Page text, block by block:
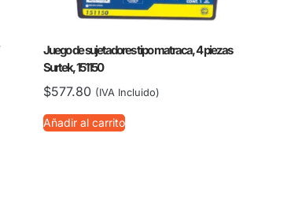
Juego de sujetadores tipo matraca, 4 piezas
Surtek, 151150
$577.80 (IVA Incluido)
Añadir al carrito